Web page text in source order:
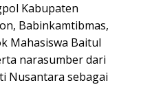
Kabupaten
Babinkamtibmas,
Mahasiswa Baitul
narasumber dari
Nusantara sebagai